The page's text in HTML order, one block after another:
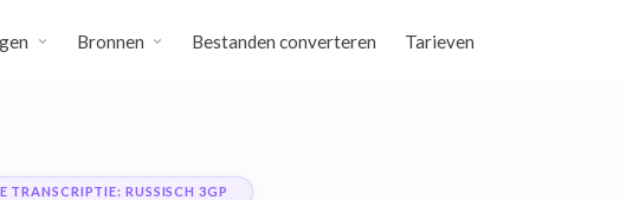
Bronnen Bestanden converteren Tarieven
TRANSCRIPTIE: RUSSISCH 3GP